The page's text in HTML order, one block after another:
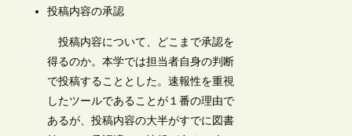
投稿内容の承認
投稿内容について、どこまで承認を
得るのか。本学では担当者自身の判断
で投稿することとした。速報性を重視
したツールであることが１番の理由で
あるが、投稿内容の大半がすでに図書